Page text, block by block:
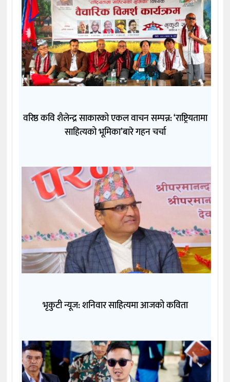
वरिष्ठ कवि शैलेन्द्र साकारको एकल वाचन सम्पन्न: ‘राष्ट्रियतामा
साहित्यको भूमिका’बारे गहन चर्चा
भृकुटी न्यूज: शनिवार साहित्यमा आजको कविता